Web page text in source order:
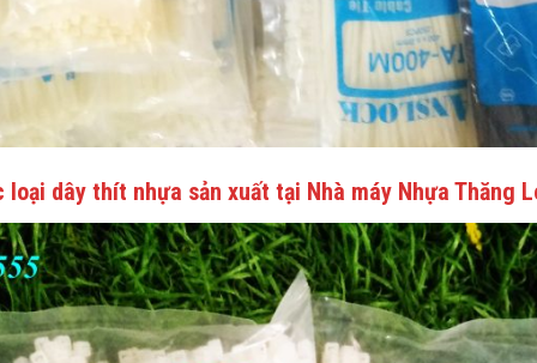
loại dây thít nhựa sản xuất tại Nhà máy Nhựa Thăng